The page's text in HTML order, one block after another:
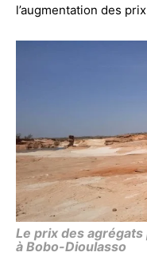
l’augmentation des
Le prix des
à Bobo-Dioulasso